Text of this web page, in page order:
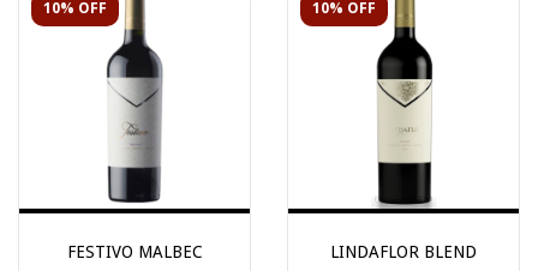
10% OFF
FESTIVO MALBEC
10% OFF
LINDAFLOR BLEND